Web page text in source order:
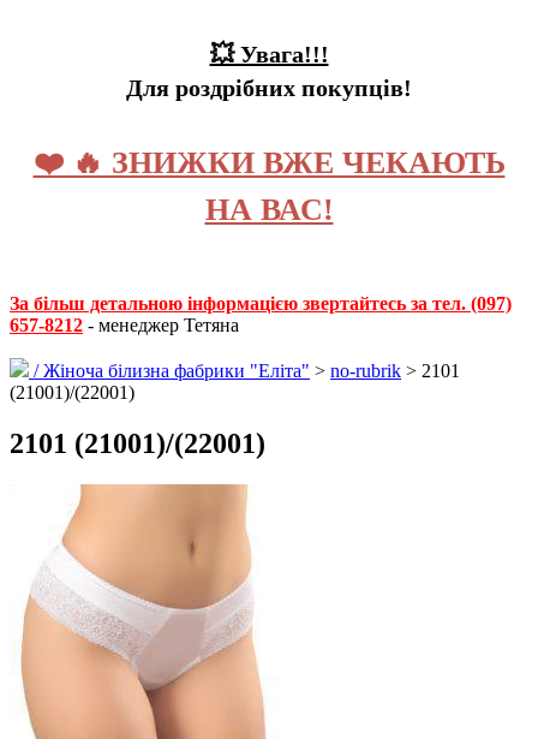
💥 Увага!!!
Для роздрібних покупців!
❤️ 🔥 ЗНИЖКИ ВЖЕ ЧЕКАЮТЬ
НА ВАС!
За більш детальною інформацією звертайтесь за тел. (097)
657-8212 - менеджер Тетяна
/Жіноча білизна фабрики "Еліта" > no-rubrik > 2101
(21001)/(22001)
2101 (21001)/(22001)